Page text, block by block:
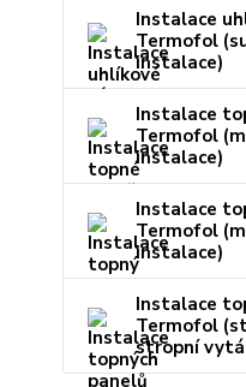
Instalace
Termofol
instalace)
Instalace
Termofol
instalace)
Instalace
Termofol
instalace)
Instalace
Termofol
stropní